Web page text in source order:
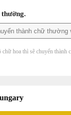
chữ hoa thì sẽ chuyển thành